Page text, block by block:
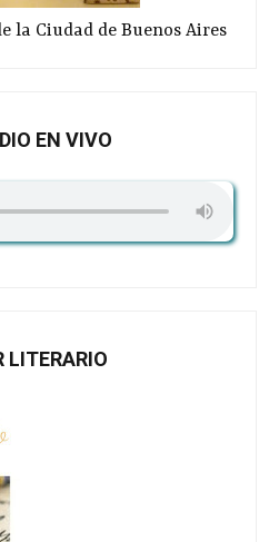
la Ciudad de Buenos Aires
EN VIVO
LITERARIO